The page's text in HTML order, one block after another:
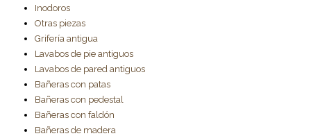
Inodoros
Otras piezas
Grifería antigua
Lavabos de pie antiguos
Lavabos de pared antiguos
Bañeras con patas
Bañeras con pedestal
Bañeras con faldón
Bañeras de madera